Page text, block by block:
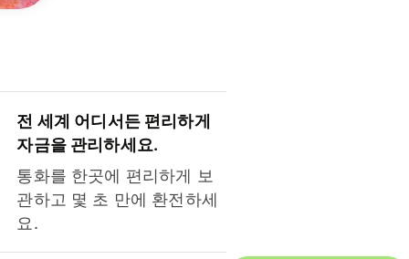
전 세계 어디서든 편리하게
자금을 관리하세요.
통화를 한곳에 편리하게 보
관하고 몇 초 만에 환전하세
요.